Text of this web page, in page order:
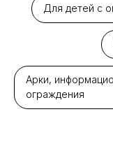
Для детей с
Арки,
ограждения